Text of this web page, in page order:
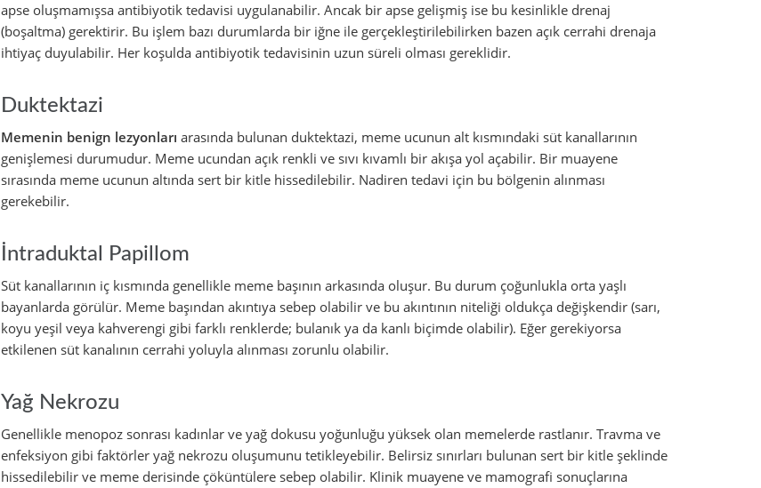
apse oluşmamışsa antibiyotik tedavisi uygulanabilir. Ancak bir apse gelişmiş ise bu kesinlikle drenaj
(boşaltma) gerektirir. Bu işlem bazı durumlarda bir iğne ile gerçekleştirilebilirken bazen açık cerrahi drenaja
ihtiyaç duyulabilir. Her koşulda antibiyotik tedavisinin uzun süreli olması gereklidir.
Duktektazi
Memenin benign lezyonları arasında bulunan duktektazi, meme ucunun alt kısmındaki süt kanallarının
genişlemesi durumudur. Meme ucundan açık renkli ve sıvı kıvamlı bir akışa yol açabilir. Bir muayene
sırasında meme ucunun altında sert bir kitle hissedilebilir. Nadiren tedavi için bu bölgenin alınması
gerekebilir.
İntraduktal Papillom
Süt kanallarının iç kısmında genellikle meme başının arkasında oluşur. Bu durum çoğunlukla orta yaşlı
bayanlarda görülür. Meme başından akıntıya sebep olabilir ve bu akıntının niteliği oldukça değişkendir (sarı,
koyu yeşil veya kahverengi gibi farklı renklerde; bulanık ya da kanlı biçimde olabilir). Eğer gerekiyorsa
etkilenen süt kanalının cerrahi yoluyla alınması zorunlu olabilir.
Yağ Nekrozu
Genellikle menopoz sonrası kadınlar ve yağ dokusu yoğunluğu yüksek olan memelerde rastlanır. Travma ve
enfeksiyon gibi faktörler yağ nekrozu oluşumunu tetikleyebilir. Belirsiz sınırları bulunan sert bir kitle şeklinde
hissedilebilir ve meme derisinde çöküntülere sebep olabilir. Klinik muayene ve mamografi sonuçlarına